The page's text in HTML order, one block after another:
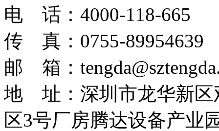
电 话：4000-118-665
传 真：0755-89954639
邮 箱：
地 址：深圳市龙华新区
区3号厂房腾达设备产业